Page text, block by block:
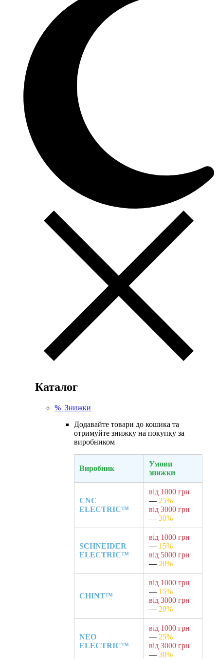
Каталог
% Знижки
Додавайте товари до кошика та
отримуйте знижку на покупку за
виробником
Виробник
Умови
знижки
CNC
ELECTRIC™
від 1000 грн
— 25%
від 3000 грн
— 30%
SCHNEIDER
ELECTRIC™
від 1000 грн
— 15%
від 5000 грн
— 20%
CHINT™
від 1000 грн
— 15%
від 3000 грн
— 20%
NEO
ELECTRIC™
від 1000 грн
— 25%
від 3000 грн
— 30%